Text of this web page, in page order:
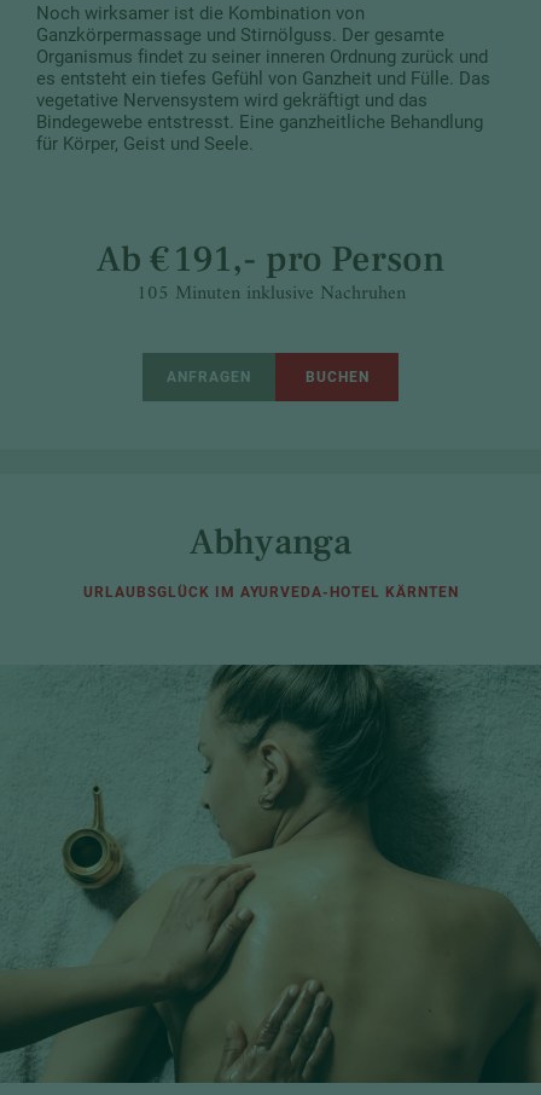
Noch wirksamer ist die Kombination von
Ganzkörpermassage und Stirnölguss. Der gesamte
Organismus findet zu seiner inneren Ordnung zurück und
es entsteht ein tiefes Gefühl von Ganzheit und Fülle. Das
vegetative Nervensystem wird gekräftigt und das
Bindegewebe entstresst. Eine ganzheitliche Behandlung
für Körper, Geist und Seele.
Ab € 191,- pro Person
105 Minuten inklusive Nachruhen
ANFRAGEN BUCHEN
Abhyanga
URLAUBSGLÜCK IM AYURVEDA-HOTEL KÄRNTEN